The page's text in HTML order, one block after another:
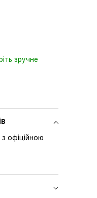
зручне
офіційною